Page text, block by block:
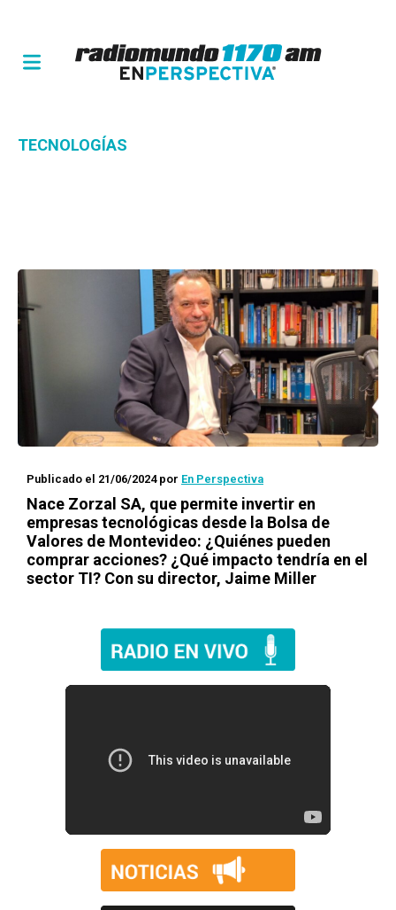
TECNOLOGÍAS
Publicado el 21/06/2024por En Perspectiva
Nace Zorzal SA, que permite invertir en
empresas tecnológicas desde la Bolsa de
Valores de Montevideo: ¿Quiénes pueden
comprar acciones? ¿Qué impacto tendría en el
sector TI? Con su director, Jaime Miller